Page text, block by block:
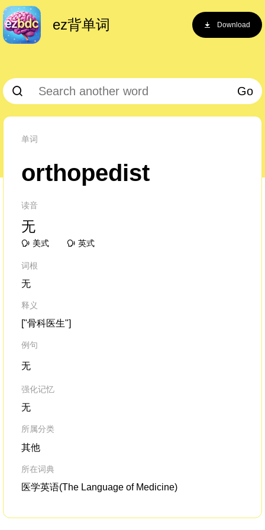
ez背单词 Download
Go
单词
orthopedist
读音
无
美式 英式
词根
无
释义
["骨科医生"]
例句
无
强化记忆
无
所属分类
其他
所在词典
医学英语(The Language of Medicine)